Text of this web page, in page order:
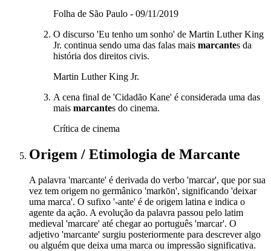
Folha de São Paulo - 09/11/2019
O discurso 'Eu tenho um sonho' de Martin Luther King
Jr. continua sendo uma das falas mais marcantes da
história dos direitos civis.
Martin Luther King Jr.
A cena final de 'Cidadão Kane' é considerada uma das
mais marcantes do cinema.
Crítica de cinema
Origem / Etimologia de Marcante
A palavra 'marcante' é derivada do verbo 'marcar', que por sua
vez tem origem no germânico 'markōn', significando 'deixar
uma marca'. O sufixo '-ante' é de origem latina e indica o
agente da ação. A evolução da palavra passou pelo latim
medieval 'marcare' até chegar ao português 'marcar'. O
adjetivo 'marcante' surgiu posteriormente para descrever algo
ou alguém que deixa uma marca ou impressão significativa.